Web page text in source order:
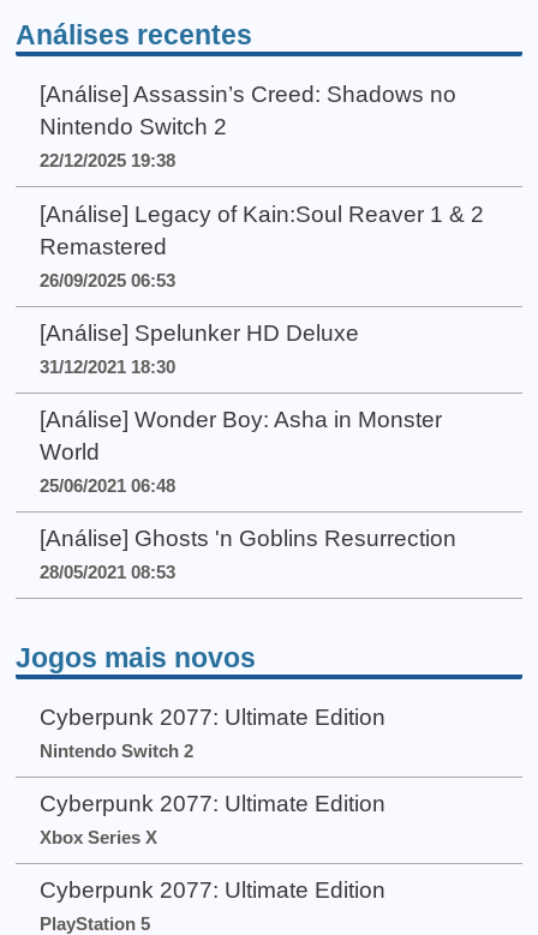
Análises recentes
[Análise] Assassin’s Creed: Shadows no
Nintendo Switch 2
22/12/2025 19:38
[Análise] Legacy of Kain:Soul Reaver 1 & 2
Remastered
26/09/2025 06:53
[Análise] Spelunker HD Deluxe
31/12/2021 18:30
[Análise] Wonder Boy: Asha in Monster
World
25/06/2021 06:48
[Análise] Ghosts 'n Goblins Resurrection
28/05/2021 08:53
Jogos mais novos
Cyberpunk 2077: Ultimate Edition
Nintendo Switch 2
Cyberpunk 2077: Ultimate Edition
Xbox Series X
Cyberpunk 2077: Ultimate Edition
PlayStation 5